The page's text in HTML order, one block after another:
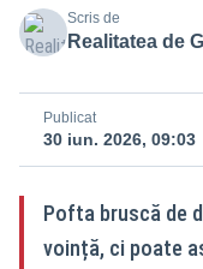
Scris de
Realitatea de
Publicat
30 iun. 2026, 09:03
Pofta bruscă de
voință, ci poate